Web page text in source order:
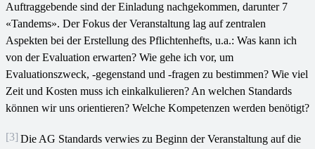
Auftraggebende sind der Einladung nachgekommen, darunter 7
«Tandems». Der Fokus der Veranstaltung lag auf zentralen
Aspekten bei der Erstellung des Pflichtenhefts, u.a.: Was kann ich
von der Evaluation erwarten? Wie gehe ich vor, um
Evaluationszweck, -gegenstand und -fragen zu bestimmen? Wie viel
Zeit und Kosten muss ich einkalkulieren? An welchen Standards
können wir uns orientieren? Welche Kompetenzen werden benötigt?
[3] Die AG Standards verwies zu Beginn der Veranstaltung auf die